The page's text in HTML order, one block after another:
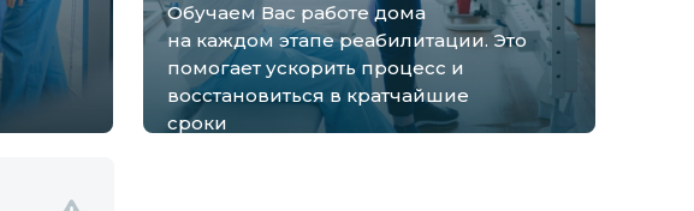
Обучаем Вас работе дома
на каждом этапе реабилитации. Это
помогает ускорить процесс и
восстановиться в кратчайшие
сроки